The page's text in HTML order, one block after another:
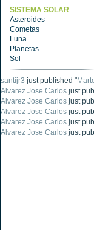
SISTEMA SOLAR
Asteroides
Cometas
Luna
Planetas
Sol
santijr3 just published "
Alvarez Jose Carlos just
Alvarez Jose Carlos just
Alvarez Jose Carlos just
Alvarez Jose Carlos just
Alvarez Jose Carlos just